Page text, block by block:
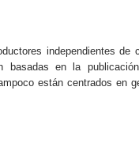
independientes de
basadas en la
están centrados en